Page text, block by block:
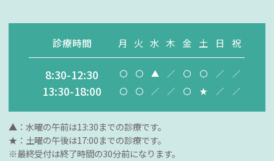
診療時間 月 火 水 木 金 土 日 祝
8:30-12:30 〇 〇 ▲ ／ 〇 〇 ／ ／
13:30-18:00 〇 〇 ／ ／ 〇 ★ ／ ／
▲：水曜の午前は13:30までの診療です。
★：土曜の午後は17:00までの診療です。
※最終受付は終了時間の30分前になります。